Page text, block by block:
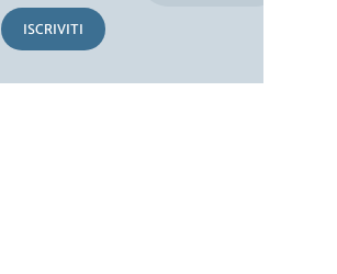
ISCRIVITI